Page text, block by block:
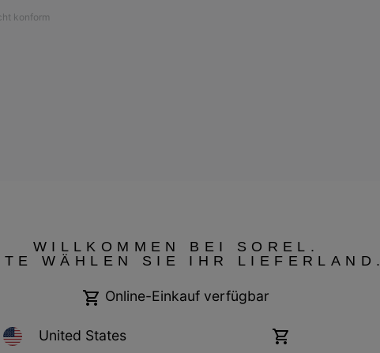
konform
Garantiebestimmungen Cookies Impressum Public CBCR
WILLKOMMEN BEI SOREL.
WÄHLEN SIE IHR LIEFERLAND.
Online-Einkauf verfügbar
United States
Online-